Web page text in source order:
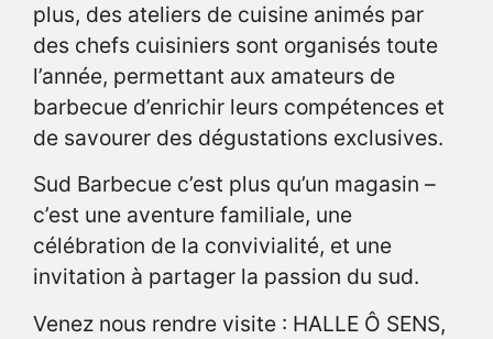
plus, des ateliers de cuisine animés par
des chefs cuisiniers sont organisés toute
l’année, permettant aux amateurs de
barbecue d’enrichir leurs compétences et
de savourer des dégustations exclusives.
Sud Barbecue c’est plus qu’un magasin –
c’est une aventure familiale, une
célébration de la convivialité, et une
invitation à partager la passion du sud.
Venez nous rendre visite : HALLE Ô SENS,